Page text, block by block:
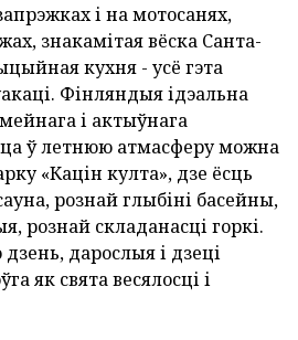
і на мотосанях,
знакамітая вёска Санта-
кухня - усё гэта
Фінляндыя ідэальна
і актыўнага
ў летнюю атмасферу можна
«Кацін култа», дзе ёсць
рознай глыбіні басейны,
рознай складанасці горкі.
дарослыя і дзеці
як свята весялосці і